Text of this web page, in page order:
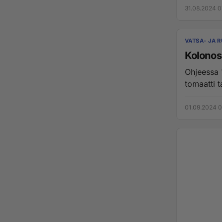
31.08.2024
VATSA- JA
Ohjeessa "Älkää syökö marjoja ja hedelmiä esim. hilla, vadelma, viinirypäle,
tomaatti
01.09.2024